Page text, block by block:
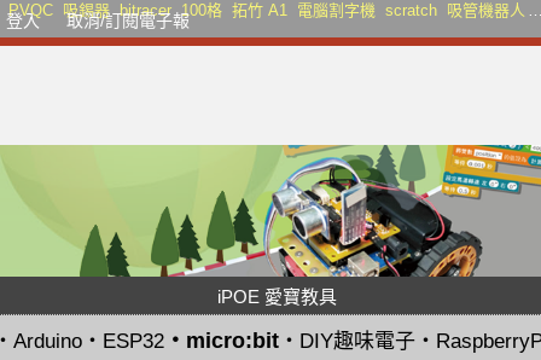
PVQC 吸錫器 bitracer 100格 拓竹 A1 電腦割字機 scratch 吸管機器人
AMS Lite Sonic Mini 8K S
登入 取消/訂閱電子報
iPOE 愛寶教具
Arduino ・ ESP32 ・ micro:bit ・ DIY趣味電子 ・